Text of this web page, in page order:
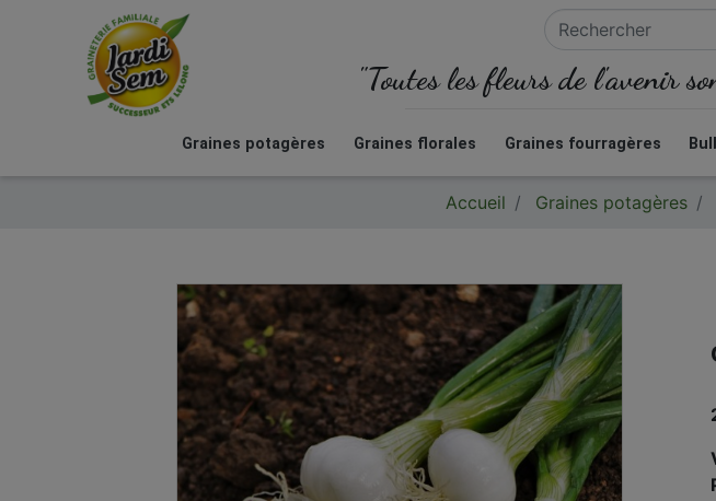
"Toutes les fleurs de l'avenir
Graines potagères Graines florales Graines fourragères
Accueil Graines potagères